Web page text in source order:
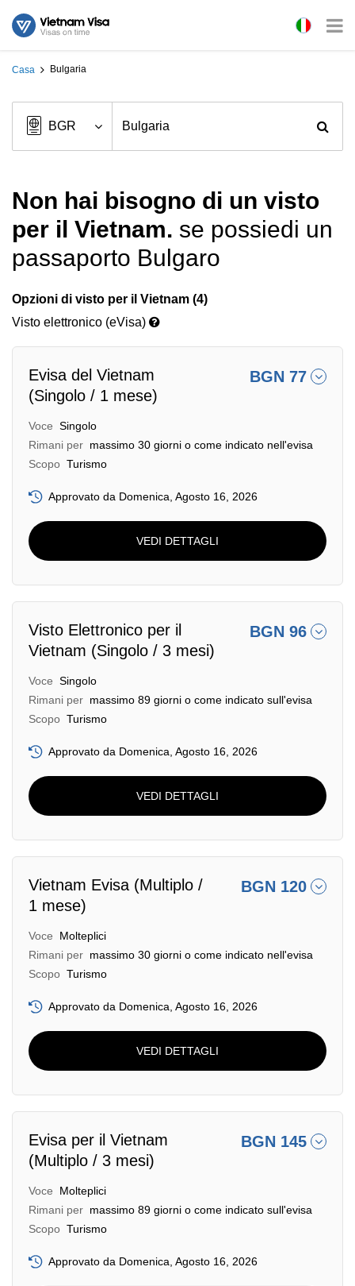
Casa Bulgaria
Non hai bisogno di un visto
per il Vietnam. se possiedi un
passaporto Bulgaro
Opzioni di visto per il Vietnam (4)
Visto elettronico (eVisa)
Evisa del Vietnam
(Singolo / 1 mese)
BGN 77
Voce Singolo
Rimani per massimo 30 giorni o come indicato nell'evisa
Scopo Turismo
Approvato da Domenica, Agosto 16, 2026
VEDI DETTAGLI
Visto Elettronico per il
Vietnam (Singolo / 3 mesi)
BGN 96
Voce Singolo
Rimani per massimo 89 giorni o come indicato sull'evisa
Scopo Turismo
Approvato da Domenica, Agosto 16, 2026
VEDI DETTAGLI
Vietnam Evisa (Multiplo /
1 mese)
BGN 120
Voce
Molteplici
Rimani per massimo 30 giorni o come indicato nell'evisa
Scopo Turismo
Approvato da Domenica, Agosto 16, 2026
VEDI DETTAGLI
Evisa per il Vietnam
(Multiplo / 3 mesi)
BGN 145
Voce
Molteplici
Rimani per massimo 89 giorni o come indicato sull'evisa
Scopo Turismo
Approvato da Domenica, Agosto 16, 2026